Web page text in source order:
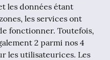
les données étant
les services ont
fonctionner. Toutefois,
les utilisateurices. Les